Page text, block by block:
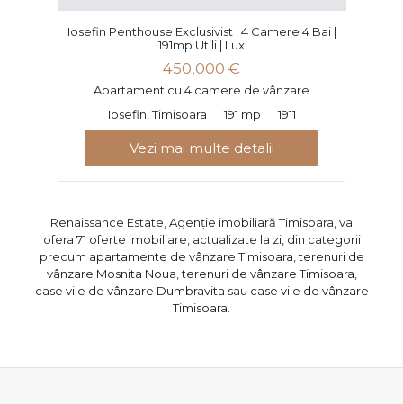
Iosefin Penthouse Exclusivist | 4 Camere 4 Bai |
191mp Utili | Lux
450,000 €
Apartament cu 4 camere de vânzare
Iosefin, Timisoara
191 mp 1911
Vezi mai multe detalii
Renaissance Estate, Agenție imobiliară Timisoara, va
ofera 71 oferte imobiliare, actualizate la zi, din categorii
precum apartamente de vânzare Timisoara ,terenuri de
vânzare Mosnita Noua ,terenuri de vânzare Timisoara
case vile de vânzare Dumbravita sau case vile de vânzare
Timisoara